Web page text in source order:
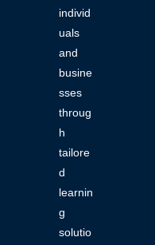
individ
uals
and
busine
sses
throug
h
tailore
d
learnin
g
solutio